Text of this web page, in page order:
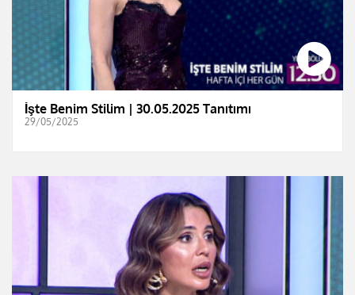
İşte Benim Stilim | 30.05.2025 Tanıtımı
29/05/2025